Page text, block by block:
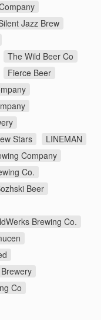
Jazz Brew
The Wild Beer Co
Fierce Beer
Stars
LINEMAN
Company
Co.
Beer
Brewing Co.
Co